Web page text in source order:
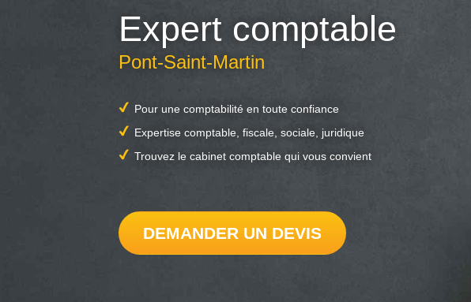
Expert comptable
Pont-Saint-Martin
Pour une comptabilité en toute confiance
Expertise comptable, fiscale, sociale, juridique
Trouvez le cabinet comptable qui vous convient
DEMANDER UN DEVIS